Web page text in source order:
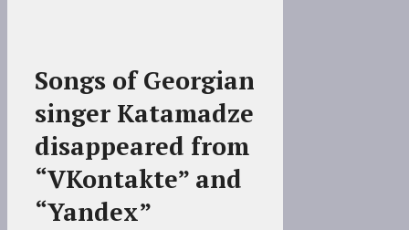
Songs of Georgian
singer Katamadze
disappeared from
“VKontakte” and
“Yandex”